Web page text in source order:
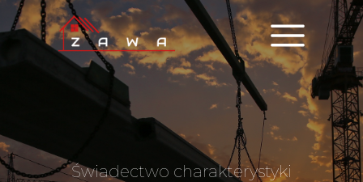
Świadectwo charakterystyki